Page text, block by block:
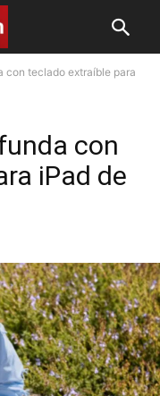
con teclado extraíble para
con
iPad de